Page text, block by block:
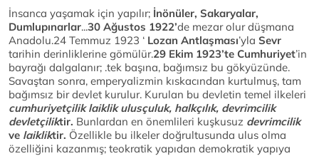
İnsanca yaşamak için yapılır; İnönüler, Sakaryalar,
Dumlupınarlar...30 Ağustos 1922’de mezar olur düşmana
Anadolu.24 Temmuz 1923 ‘ Lozan Antlaşması’yla Sevr
tarihin derinliklerine gömülür.29 Ekim 1923’te Cumhuriyet’in
bayrağı dalgalanır; .tek başına, bağımsız bu gökyüzünde.
Savaştan sonra, emperyalizmin kıskacından kurtulmuş, tam
bağımsız bir devlet kurulur. Kurulan bu devletin temel ilkeleri
cumhuriyetçilik laiklik ulusçuluk, halkçılık, devrimcilik
devletçiliktir. Bunlardan en önemlileri kuşkusuz devrimcilik
ve laikliktir. Özellikle bu ilkeler doğrultusunda ulus olma
özelliğini kazanmış; teokratik yapıdan demokratik yapıya